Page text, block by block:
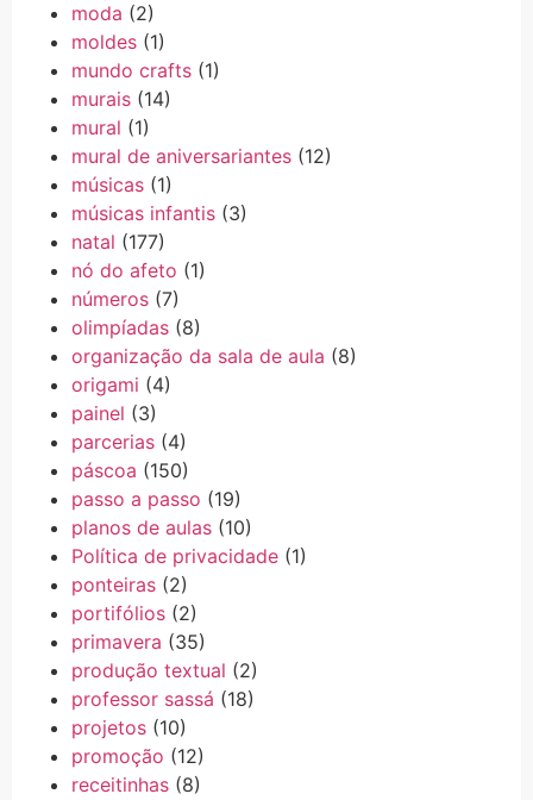
moda (2)
moldes (1)
mundo crafts (1)
murais (14)
mural (1)
mural de aniversariantes (12)
músicas (1)
músicas infantis (3)
natal (177)
nó do afeto (1)
números (7)
olimpíadas (8)
organização da sala de aula (8)
origami (4)
painel (3)
parcerias (4)
páscoa (150)
passo a passo (19)
planos de aulas (10)
Política de privacidade (1)
ponteiras (2)
portifólios (2)
primavera (35)
produção textual (2)
professor sassá (18)
projetos (10)
promoção (12)
receitinhas (8)